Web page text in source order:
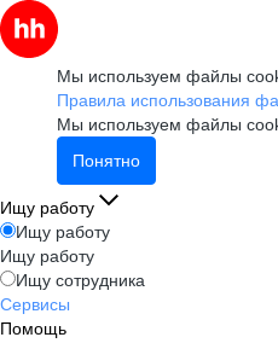
Мы используем файлы
Правила использования
Мы используем файлы
Понятно
Ищу работу
Ищу работу
Ищу работу
Ищу сотрудника
Сервисы
Помощь